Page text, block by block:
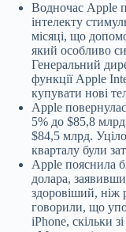
Водночас Apple
інтелекту
місяці, що
який особливо
Генеральний
функції Apple
купувати нові
Apple
5% до $85,8
$84,5 млрд.
кварталу були
Apple пояснила
долара,
здоровіший, ніж
говорили, що
iPhone, скільки